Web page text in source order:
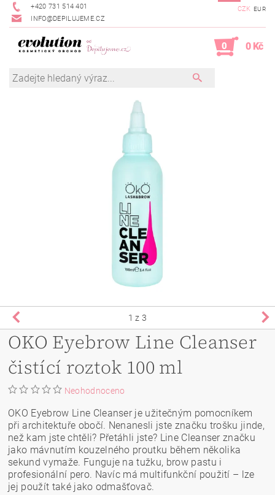
+420 731 514 401
INFO@DEPILUJEME.CZ
CZK EUR
0 0 Kč
1 z 3
OKO Eyebrow Line Cleanser
čistící roztok 100 ml
Neohodnoceno
OKO Eyebrow Line Cleanser je užitečným pomocníkem
při architektuře obočí. Nenanesli jste značku trošku jinde,
než kam jste chtěli? Přetáhli jste? Line Cleanser značku
jako mávnutím kouzelného proutku během několika
sekund vymaže. Funguje na tužku, brow pastu i
profesionální pero. Navíc má multifunkční použití – lze
jej použít také jako odmašťovač.